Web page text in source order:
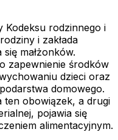
Kodeksu rodzinnego i
i zakłada
małżonków.
zapewnienie środków
dzieci oraz
domowego.
ten obowiązek, a drugi
pojawia się
alimentacyjnym.